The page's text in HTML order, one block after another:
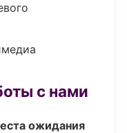
с нами
ожидания